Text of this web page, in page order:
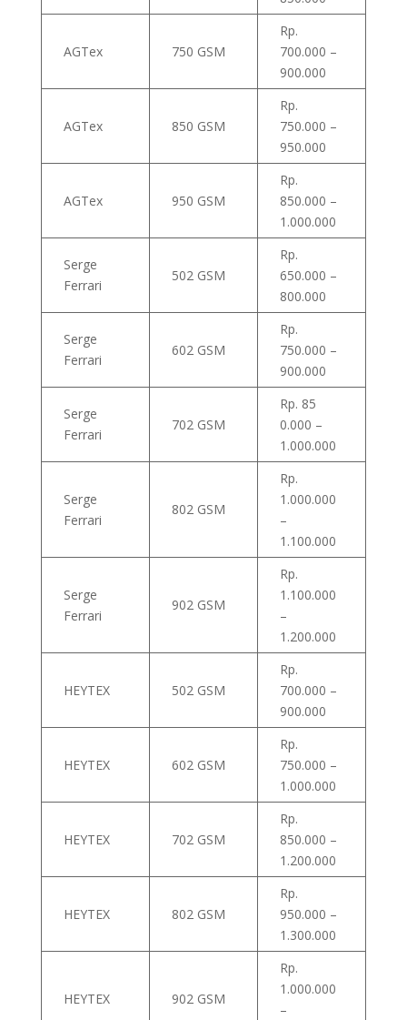
AGTex 750 GSM
Rp.
700.000 –
900.000
AGTex 850 GSM
Rp.
750.000 –
950.000
AGTex 950 GSM
Rp.
850.000 –
1.000.000
Serge
Ferrari
502 GSM
Rp.
650.000 –
800.000
Serge
Ferrari
602 GSM
Rp.
750.000 –
900.000
Serge
Ferrari
702 GSM
Rp. 85
0.000 –
1.000.000
Serge
Ferrari
802 GSM
Rp.
1.000.000
–
1.100.000
Serge
Ferrari
902 GSM
Rp.
1.100.000
–
1.200.000
HEYTEX 502 GSM
Rp.
700.000 –
900.000
HEYTEX 602 GSM
Rp.
750.000 –
1.000.000
HEYTEX 702 GSM
Rp.
850.000 –
1.200.000
HEYTEX 802 GSM
Rp.
950.000 –
1.300.000
HEYTEX 902 GSM
Rp.
1.000.000
–